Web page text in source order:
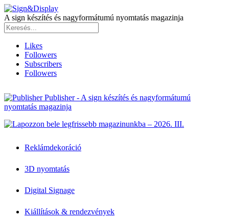
A sign készítés és nagyformátumú nyomtatás magazinja
Likes
Followers
Subscribers
Followers
Publisher - A sign készítés és nagyformátumú
nyomtatás magazinja
Reklámdekoráció
3D nyomtatás
Digital Signage
Kiállítások & rendezvények